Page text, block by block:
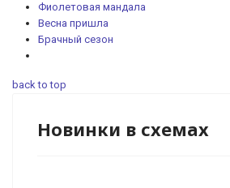
Фиолетовая мандала
Весна пришла
Брачный сезон
back to top
Новинки в схемах